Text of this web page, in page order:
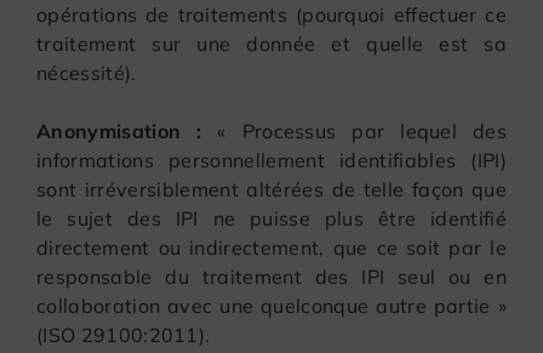
opérations de traitements (pourquoi effectuer ce
traitement sur une donnée et quelle est sa
nécessité).
Anonymisation : « Processus par lequel des
informations personnellement identifiables (IPI)
sont irréversiblement altérées de telle façon que
le sujet des IPI ne puisse plus être identifié
directement ou indirectement, que ce soit par le
responsable du traitement des IPI seul ou en
collaboration avec une quelconque autre partie »
(ISO 29100:2011).